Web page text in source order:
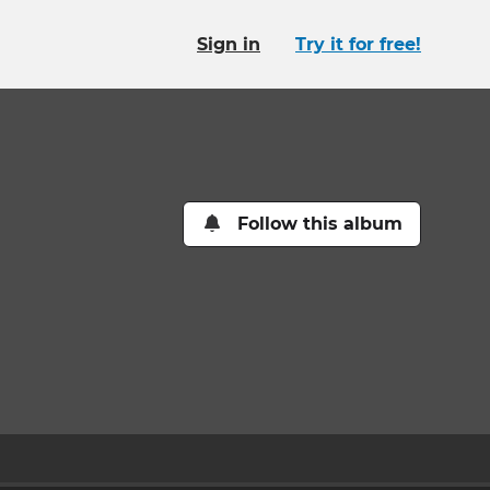
Sign in Try it for free!
Follow this album